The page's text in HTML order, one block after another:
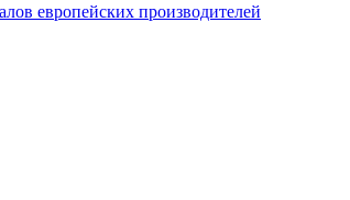
европейских производителей